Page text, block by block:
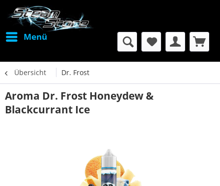
Menü
Übersicht Dr. Frost
Aroma Dr. Frost Honeydew &
Blackcurrant Ice